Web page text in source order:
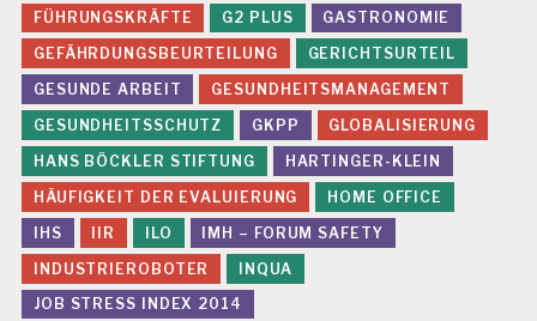
H
IS
C
H
E
R
B
E
L
A
S
T
U
N
FÜHRUNGSKRÄFTE
G2 PLUS
GASTRONOMIE
GEFÄHRDUNGSBEURTEILUNG
GERICHTSURTEIL
GESUNDE ARBEIT
GESUNDHEITSMANAGEMENT
GESUNDHEITSSCHUTZ
GKPP
GLOBALISIERUNG
HANS BÖCKLER STIFTUNG
HARTINGER-KLEIN
HÄUFIGKEIT DER EVALUIERUNG
HOME OFFICE
IHS
IIR ILO
IMH – FORUM SAFETY
INDUSTRIEROBOTER
INQUA
JOB STRESS INDEX 2014